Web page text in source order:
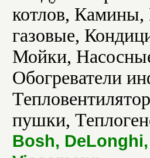
котлов, Камины,
газовые,
Мойки,
Обогреватели
пушки,
Bosh,